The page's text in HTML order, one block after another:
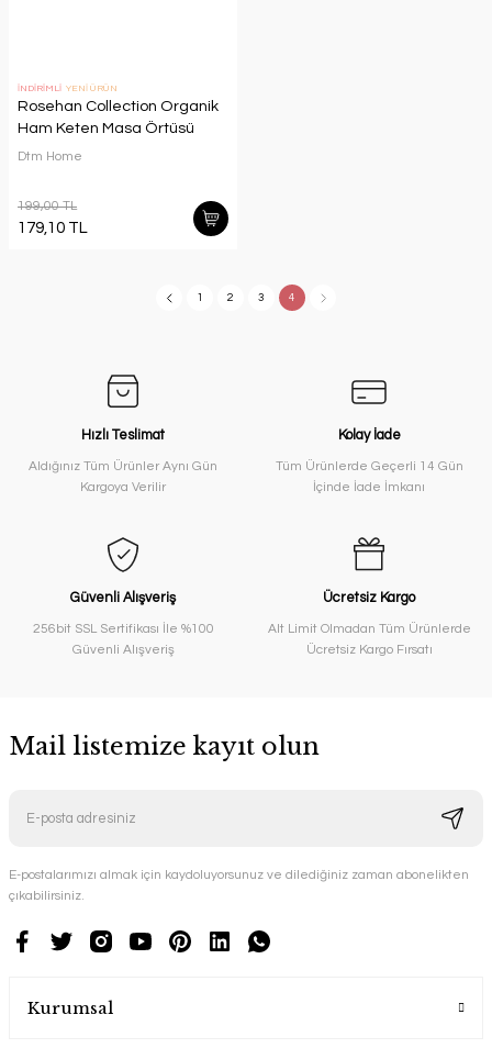
İNDİRİMLİ YENİ ÜRÜN
Rosehan Collection Organik
Ham Keten Masa Örtüsü
Dtm Home
199,00 TL
179,10 TL
1 2 3 4
Hızlı Teslimat
Aldığınız Tüm Ürünler Aynı Gün
Kargoya Verilir
Kolay İade
Tüm Ürünlerde Geçerli 14 Gün
İçinde İade İmkanı
Güvenli Alışveriş
256bit SSL Sertifikası İle %100
Güvenli Alışveriş
Ücretsiz Kargo
Alt Limit Olmadan Tüm Ürünlerde
Ücretsiz Kargo Fırsatı
Mail listemize kayıt olun
E-postalarımızı almak için kaydoluyorsunuz ve dilediğiniz zaman abonelikten
çıkabilirsiniz.
Kurumsal